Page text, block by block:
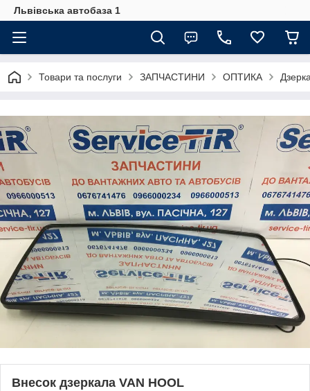
Львівська автобаза 1
Товари та послуги ЗАПЧАСТИНИ ОПТИКА
Внесок дзеркала VAN HOOL